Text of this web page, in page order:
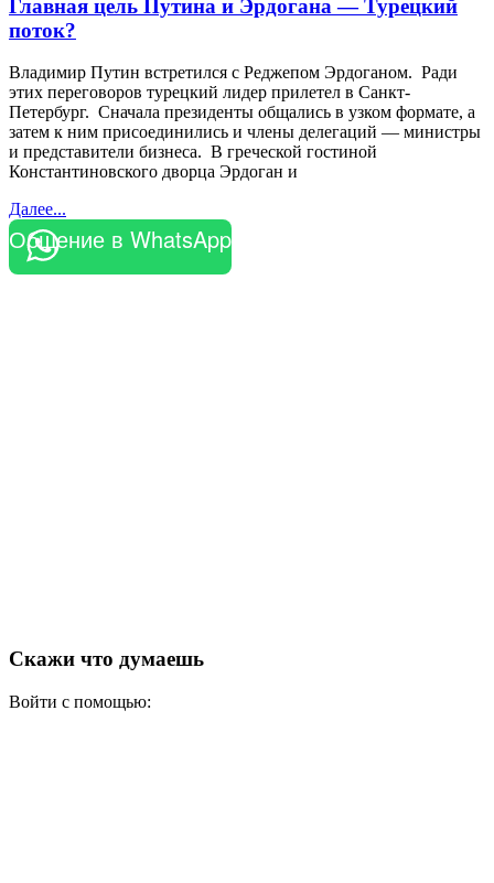
Главная цель Путина и Эрдогана — Турецкий
поток?
Владимир Путин встретился с Реджепом Эрдоганом. Ради
этих переговоров турецкий лидер прилетел в Санкт-
Петербург. Сначала президенты общались в узком формате, а
затем к ним присоединились и члены делегаций — министры
и представители бизнеса. В греческой гостиной
Константиновского дворца Эрдоган и
Далее...
Общение в WhatsApp
Скажи что думаешь
Войти с помощью: